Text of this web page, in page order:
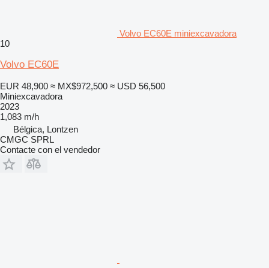
Volvo EC60E miniexcavadora
10
Volvo EC60E
EUR 48,900 ≈ MX$972,500 ≈ USD 56,500
Miniexcavadora
2023
1,083 m/h
Bélgica, Lontzen
CMGC SPRL
Contacte con el vendedor